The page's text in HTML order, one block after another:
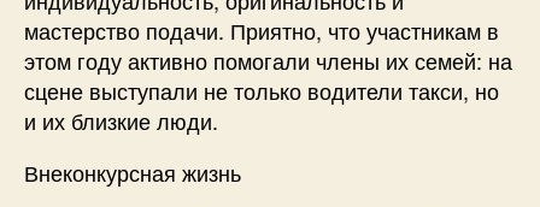
мастерство подачи. Приятно, что участникам в
этом году активно помогали члены их семей: на
сцене выступали не только водители такси, но
и их близкие люди.
Внеконкурсная жизнь